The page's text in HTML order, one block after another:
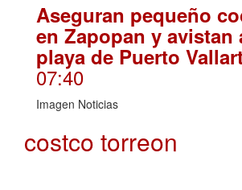
Aseguran pequeño
en Zapopan y avistan
playa de Puerto
07:40
Imagen Noticias
costco torreon